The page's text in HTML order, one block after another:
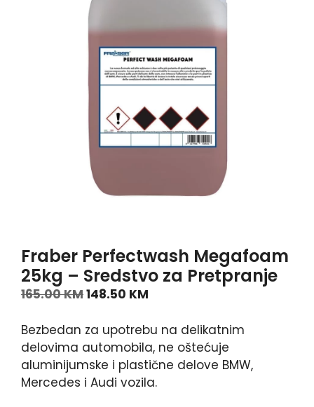
Fraber Perfectwash Megafoam
25kg – Sredstvo za Pretpranje
165.00KM148.50 KM
Bezbedan za upotrebu na delikatnim
delovima automobila, ne oštećuje
aluminijumske i plastične delove BMW,
Mercedes i Audi vozila.